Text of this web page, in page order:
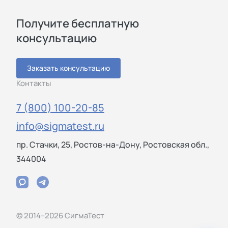
Получите бесплатную
консультацию
Заказать консультацию
Контакты
7 (800) 100-20-85
info@sigmatest.ru
пр. Стачки, 25, Ростов-на-Дону, Ростовская обл.,
344004
© 2014–2026 СигмаТест